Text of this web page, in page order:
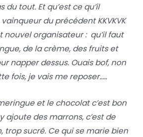
du tout. Et qu’est ce qu’il
vainqueur du précédent KKVKVK
nouvel organisateur : qu’il faut
de la crème, des fruits et
napper dessus. Ouais bof, non
fois, je vais me reposer…..
et le chocolat c’est bon
ajoute des marrons, c’est de
trop sucré. Ce qui se marie bien